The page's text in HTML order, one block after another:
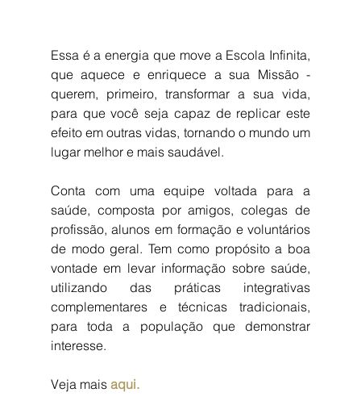
Essa é a energia que move a Escola Infinita,
que aquece e enriquece a sua Missão -
querem, primeiro, transformar a sua vida,
para que você seja capaz de replicar este
efeito em outras vidas, tornando o mundo um
lugar melhor e mais saudável.
Conta com uma equipe voltada para a
saúde, composta por amigos, colegas de
profissão, alunos em formação e voluntários
de modo geral. Tem como propósito a boa
vontade em levar informação sobre saúde,
utilizando das práticas integrativas
complementares e técnicas tradicionais,
para toda a população que demonstrar
interesse.
Veja mais aqui.